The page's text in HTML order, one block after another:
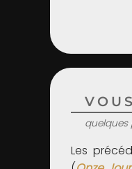
quelques
Les